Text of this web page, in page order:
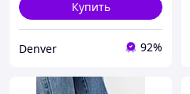
Купить
Denver 92%